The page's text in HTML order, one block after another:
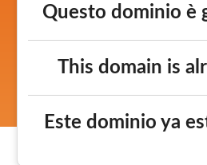
Questo dominio è
This domain is
Este dominio ya